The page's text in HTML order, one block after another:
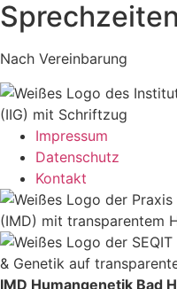
Sprechzeiten
Nach Vereinbarung
Impressum
Datenschutz
Kontakt
IMD Humangenetik Bad